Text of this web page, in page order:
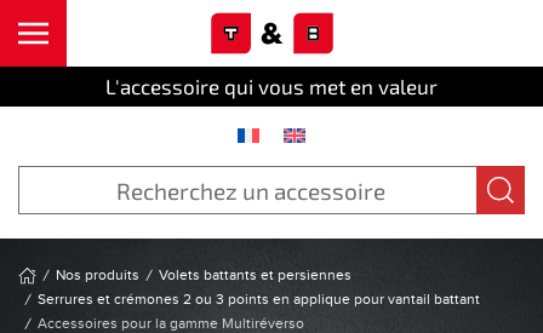
L'accessoire qui vous met en valeur
Nos produits
Volets battants et persiennes
Serrures et crémones 2 ou 3 points en applique pour vantail battant
Accessoires pour la gamme Multiréverso
Cookies management panel